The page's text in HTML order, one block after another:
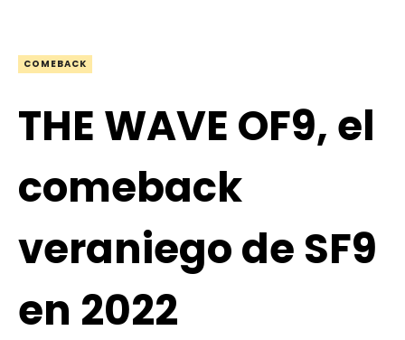
COMEBACK
THE WAVE OF9, el
comeback
veraniego de SF9
en 2022